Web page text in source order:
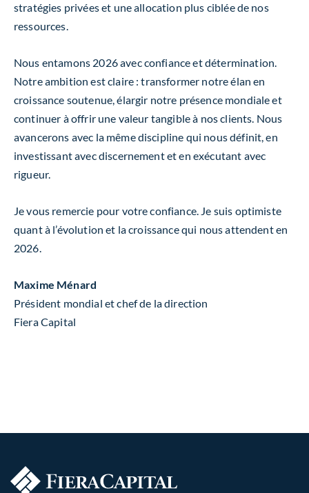
stratégies privées et une allocation plus ciblée de nos
ressources.
Nous entamons 2026 avec confiance et détermination.
Notre ambition est claire : transformer notre élan en
croissance soutenue, élargir notre présence mondiale et
continuer à offrir une valeur tangible à nos clients. Nous
avancerons avec la même discipline qui nous définit, en
investissant avec discernement et en exécutant avec
rigueur.
Je vous remercie pour votre confiance. Je suis optimiste
quant à l’évolution et la croissance qui nous attendent en
2026.
Maxime Ménard
Président mondial et chef de la direction
Fiera Capital